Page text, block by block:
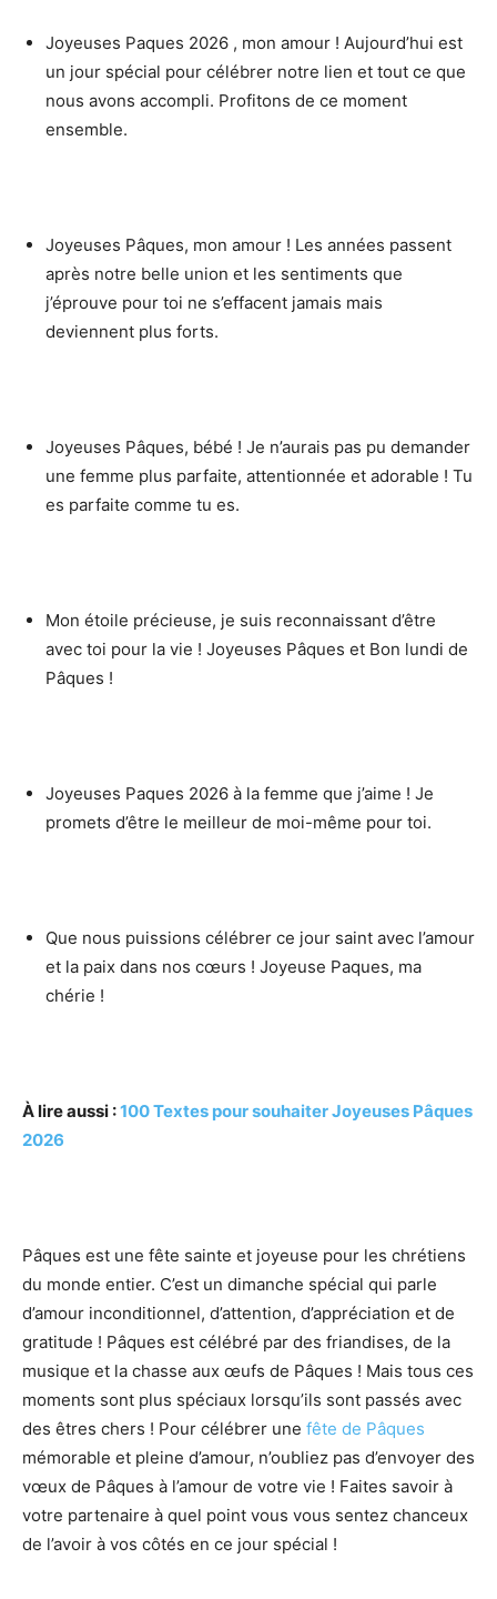
Joyeuses Paques 2026 , mon amour ! Aujourd’hui est
un jour spécial pour célébrer notre lien et tout ce que
nous avons accompli. Profitons de ce moment
ensemble.
Joyeuses Pâques, mon amour ! Les années passent
après notre belle union et les sentiments que
j’éprouve pour toi ne s’effacent jamais mais
deviennent plus forts.
Joyeuses Pâques, bébé ! Je n’aurais pas pu demander
une femme plus parfaite, attentionnée et adorable ! Tu
es parfaite comme tu es.
Mon étoile précieuse, je suis reconnaissant d’être
avec toi pour la vie ! Joyeuses Pâques et Bon lundi de
Pâques !
Joyeuses Paques 2026 à la femme que j’aime ! Je
promets d’être le meilleur de moi-même pour toi.
Que nous puissions célébrer ce jour saint avec l’amour
et la paix dans nos cœurs ! Joyeuse Paques, ma
chérie !
À lire aussi :100 Textes pour souhaiter Joyeuses Pâques
2026
Pâques est une fête sainte et joyeuse pour les chrétiens
du monde entier. C’est un dimanche spécial qui parle
d’amour inconditionnel, d’attention, d’appréciation et de
gratitude ! Pâques est célébré par des friandises, de la
musique et la chasse aux œufs de Pâques ! Mais tous ces
moments sont plus spéciaux lorsqu’ils sont passés avec
des êtres chers ! Pour célébrer une fête de Pâques
mémorable et pleine d’amour, n’oubliez pas d’envoyer des
vœux de Pâques à l’amour de votre vie ! Faites savoir à
votre partenaire à quel point vous vous sentez chanceux
de l’avoir à vos côtés en ce jour spécial !